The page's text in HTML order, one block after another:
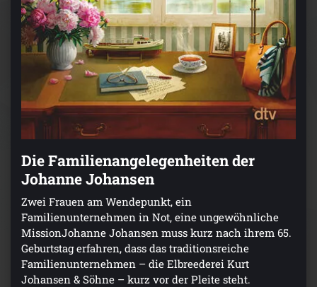
Die Familienangelegenheiten der
Johanne Johansen
Zwei Frauen am Wendepunkt, ein
Familienunternehmen in Not, eine ungewöhnliche
MissionJohanne Johansen muss kurz nach ihrem 65.
Geburtstag erfahren, dass das traditionsreiche
Familienunternehmen – die Elbreederei Kurt
Johansen & Söhne – kurz vor der Pleite steht.